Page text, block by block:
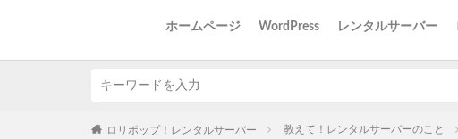
ホームページ WordPress レンタルサーバー
ロリポップ！レンタルサーバー 教えて！レンタルサーバーのこと